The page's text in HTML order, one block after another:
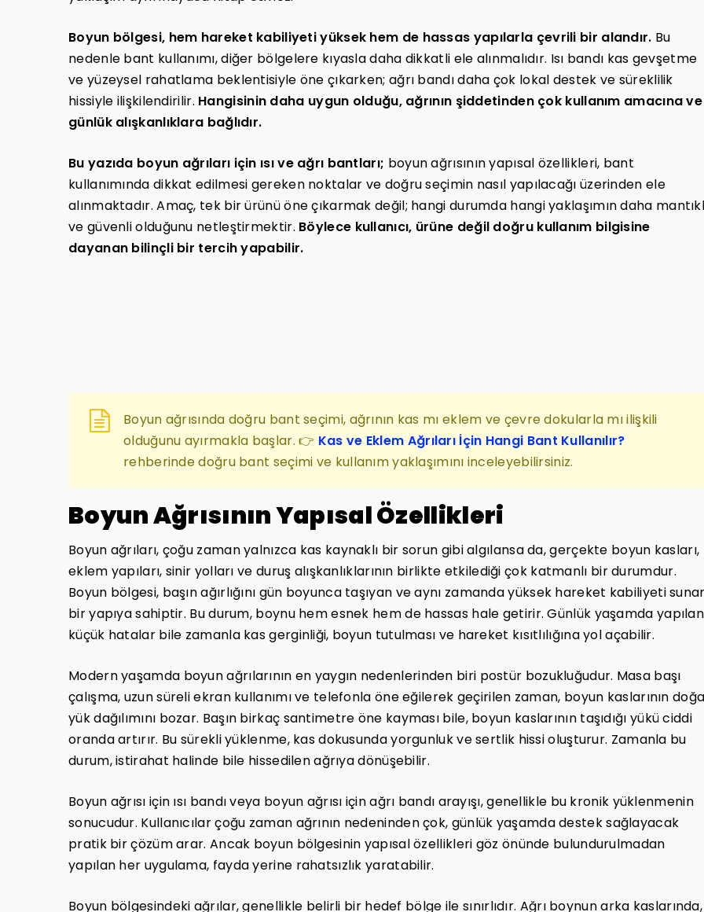
Boyun bölgesi, hem hareket kabiliyeti yüksek hem de hassas yapılarla çevrili bir alandır. Bu
nedenle bant kullanımı, diğer bölgelere kıyasla daha dikkatli ele alınmalıdır. Isı bandı kas gevşetme
ve yüzeysel rahatlama beklentisiyle öne çıkarken; ağrı bandı daha çok lokal destek ve süreklilik
hissiyle ilişkilendirilir. Hangisinin daha uygun olduğu, ağrının şiddetinden çok kullanım amacına ve
günlük alışkanlıklara bağlıdır.
Bu yazıda boyun ağrıları için ısı ve ağrı bantları; boyun ağrısının yapısal özellikleri, bant
kullanımında dikkat edilmesi gereken noktalar ve doğru seçimin nasıl yapılacağı üzerinden ele
alınmaktadır. Amaç, tek bir ürünü öne çıkarmak değil; hangi durumda hangi yaklaşımın daha
ve güvenli olduğunu netleştirmektir. Böylece kullanıcı, ürüne değil doğru kullanım bilgisine
dayanan bilinçli bir tercih yapabilir.
Boyun ağrısında doğru bant seçimi, ağrının kas mı eklem ve çevre dokularla mı ilişkili
olduğunu ayırmakla başlar. 👉 Kas ve Eklem Ağrıları İçin Hangi Bant Kullanılır?
rehberinde doğru bant seçimi ve kullanım yaklaşımını inceleyebilirsiniz.
Boyun Ağrısının Yapısal Özellikleri
Boyun ağrıları, çoğu zaman yalnızca kas kaynaklı bir sorun gibi algılansa da, gerçekte boyun kasları,
eklem yapıları, sinir yolları ve duruş alışkanlıklarının birlikte etkilediği çok katmanlı bir durumdur.
Boyun bölgesi, başın ağırlığını gün boyunca taşıyan ve aynı zamanda yüksek hareket kabiliyeti
bir yapıya sahiptir. Bu durum, boynu hem esnek hem de hassas hale getirir. Günlük yaşamda yapılan
küçük hatalar bile zamanla kas gerginliği, boyun tutulması ve hareket kısıtlılığına yol açabilir.
Modern yaşamda boyun ağrılarının en yaygın nedenlerinden biri postür bozukluğudur. Masa başı
çalışma, uzun süreli ekran kullanımı ve telefonla öne eğilerek geçirilen zaman, boyun kaslarının
yük dağılımını bozar. Başın birkaç santimetre öne kayması bile, boyun kaslarının taşıdığı yükü ciddi
oranda artırır. Bu sürekli yüklenme, kas dokusunda yorgunluk ve sertlik hissi oluşturur. Zamanla bu
durum, istirahat halinde bile hissedilen ağrıya dönüşebilir.
Boyun ağrısı için ısı bandı veya boyun ağrısı için ağrı bandı arayışı, genellikle bu kronik yüklenmenin
sonucudur. Kullanıcılar çoğu zaman ağrının nedeninden çok, günlük yaşamda destek sağlayacak
pratik bir çözüm arar. Ancak boyun bölgesinin yapısal özellikleri göz önünde bulundurulmadan
yapılan her uygulama, fayda yerine rahatsızlık yaratabilir.
Boyun bölgesindeki ağrılar, genellikle belirli bir hedef bölge ile sınırlıdır. Ağrı boynun arka kaslarında,